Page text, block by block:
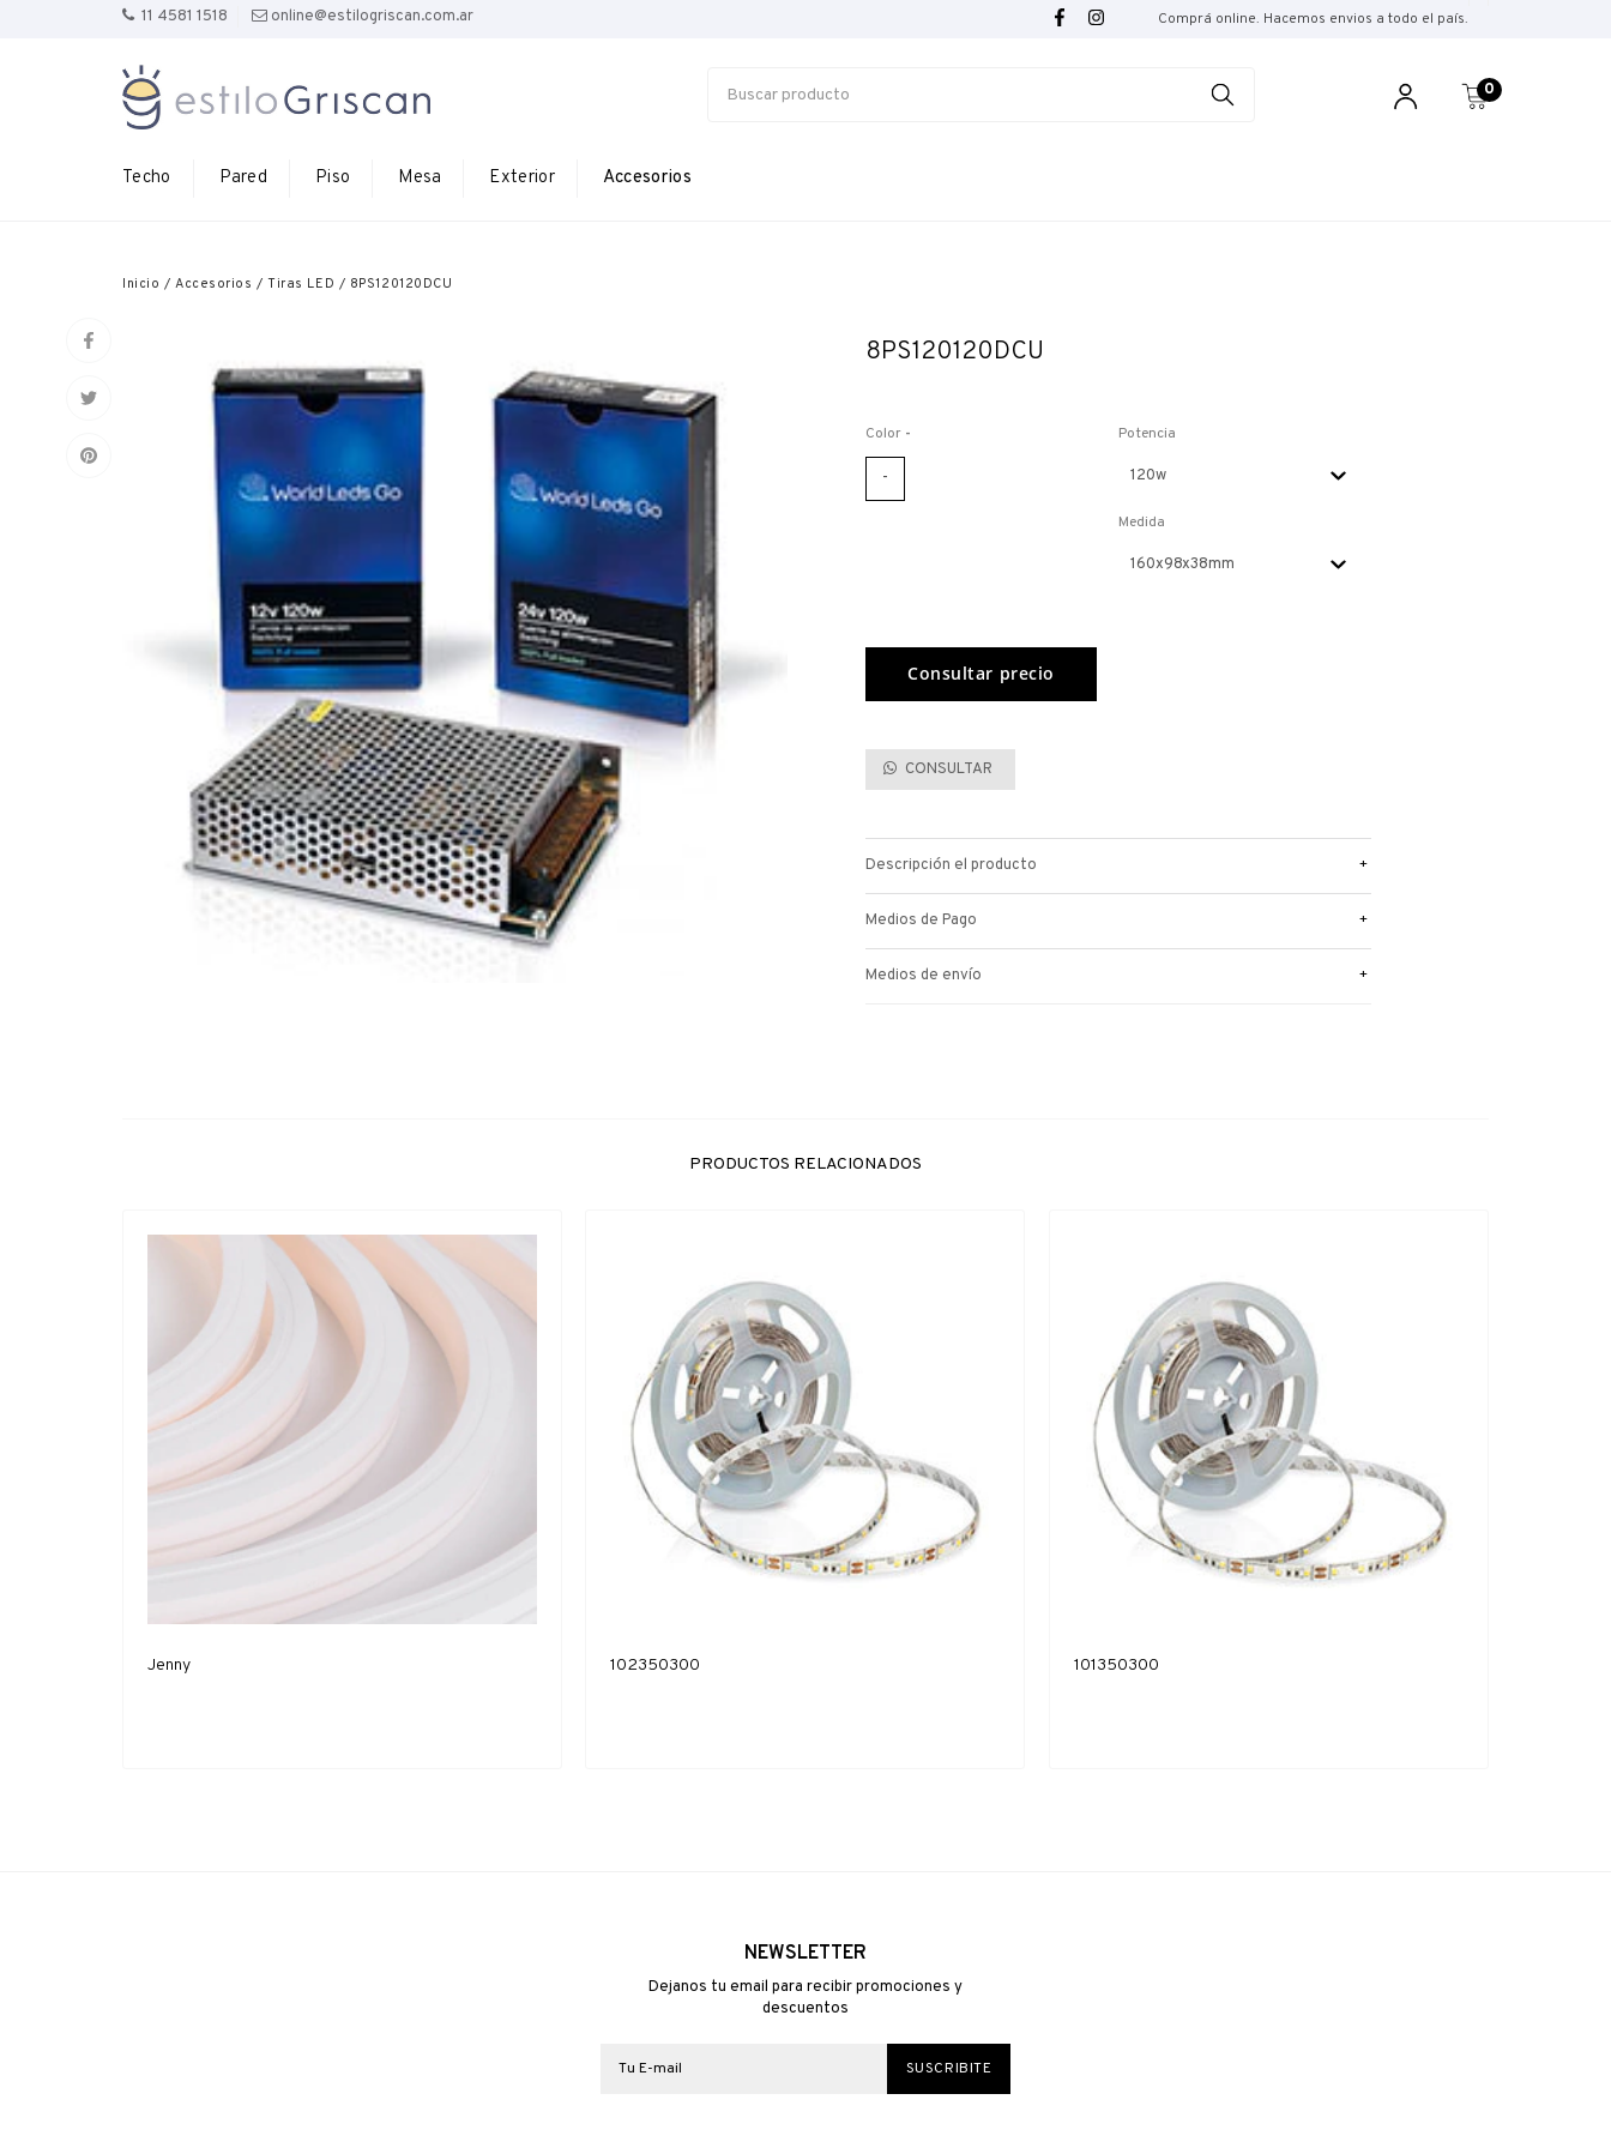
11 4581 1518 online@estilogriscan.com.ar Comprá online. Hacemos envios a todo el país.
0
Techo Pared Piso Mesa Exterior Accesorios
Inicio / Accesorios / Tiras LED / 8PS120120DCU
8PS120120DCU
Color -
-
Potencia
Medida
CONSULTAR
+
Descripción el producto
+
Medios de Pago
+
Medios de envío
PRODUCTOS RELACIONADOS
Jenny 102350300 101350300
NEWSLETTER
Dejanos tu email para recibir promociones y
descuentos